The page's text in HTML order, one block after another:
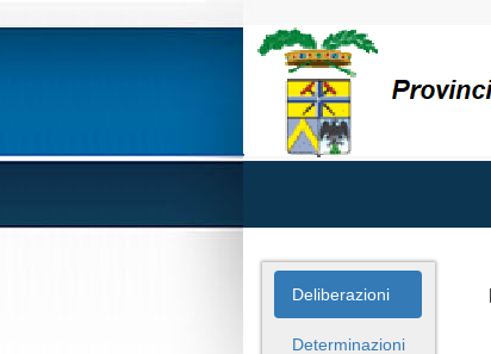
Deliberazioni
Determinazioni